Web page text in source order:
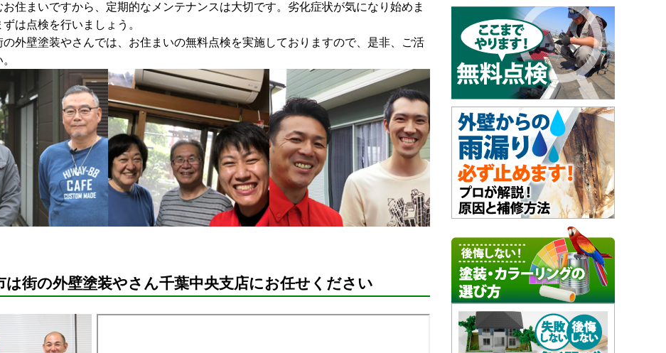
住まいですから、定期的なメンテナンスは大切です。劣化症状が気になり始めま
ずは点検を行いましょう。
外壁塗装やさんでは、お住まいの無料点検を実施しておりますので、是非、ご活
は街の外壁塗装やさん千葉中央支店にお任せください